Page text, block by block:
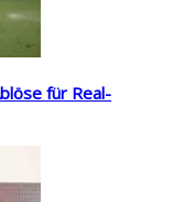
für Real-